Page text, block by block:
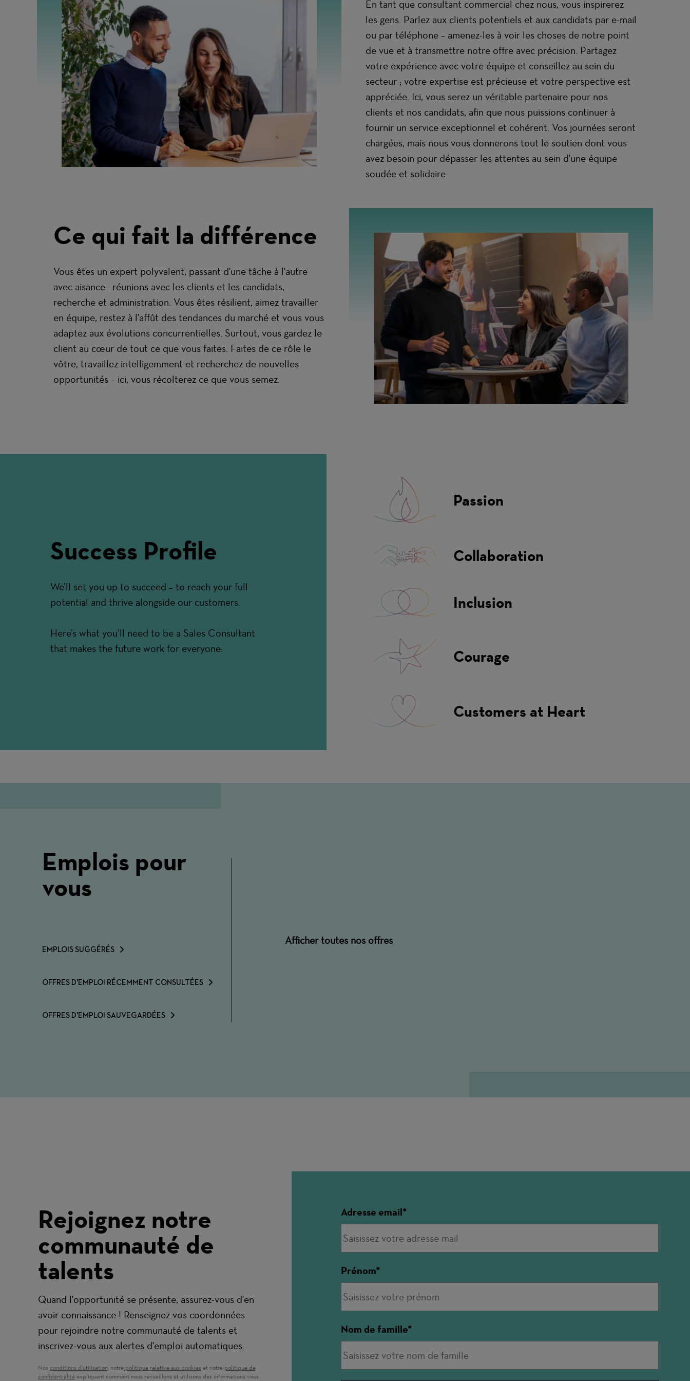
En tant que consultant commercial chez nous, vous inspirerez
les gens. Parlez aux clients potentiels et aux candidats par e-mail
ou par téléphone – amenez-les à voir les choses de notre point
de vue et à transmettre notre offre avec précision. Partagez
votre expérience avec votre équipe et conseillez au sein du
secteur ; votre expertise est précieuse et votre perspective est
appréciée. Ici, vous serez un véritable partenaire pour nos
clients et nos candidats, afin que nous puissions continuer à
fournir un service exceptionnel et cohérent. Vos journées seront
chargées, mais nous vous donnerons tout le soutien dont vous
avez besoin pour dépasser les attentes au sein d'une équipe
soudée et solidaire.
Ce qui fait la différence
Vous êtes un expert polyvalent, passant d'une tâche à l'autre
avec aisance : réunions avec les clients et les candidats,
recherche et administration. Vous êtes résilient, aimez travailler
en équipe, restez à l'affût des tendances du marché et vous vous
adaptez aux évolutions concurrentielles. Surtout, vous gardez le
client au cœur de tout ce que vous faites. Faites de ce rôle le
vôtre, travaillez intelligemment et recherchez de nouvelles
opportunités – ici, vous récolterez ce que vous semez.
Success Profile
We’ll set you up to succeed – to reach your full
potential and thrive alongside our customers.
Here’s what you’ll need to be a Sales Consultant
that makes the future work for everyone:
Passion
Collaboration
Inclusion
Courage
Customers at Heart
EMPLOIS SUGGÉRÉS
Afficher toutes nos offres
OFFRES D'EMPLOI RÉCEMMENT CONSULTÉES
OFFRES D'EMPLOI SAUVEGARDÉES
Emplois pour
vous
Rejoignez notre
communauté de
talents
Quand l'opportunité se présente, assurez-vous d'en
avoir connaissance ! Renseignez vos coordonnées
pour rejoindre notre communauté de talents et
inscrivez-vous aux alertes d'emploi automatiques.
Nos conditions d'utilisation(ouvre dans une nouvelle fenêtre)
, notre politique relative aux cookies (ouvre dans une nouvelle fenêtre)
et notre politique de
confidentialité (ouvre dans une nouvelle fenêtre)
expliquent comment nous recueillons et utilisons des informations vous
Adresse email
Prénom
Nom de famille